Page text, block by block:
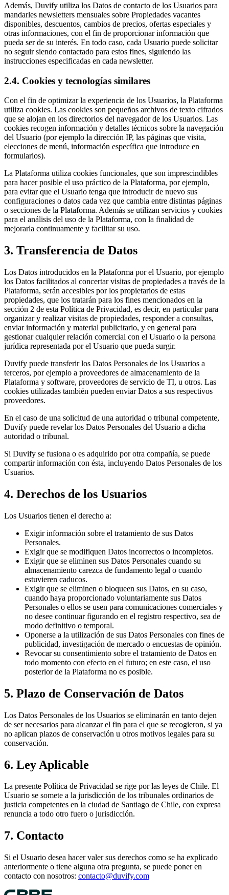
Además, Duvify utiliza los Datos de contacto de los Usuarios para
mandarles newsletters mensuales sobre Propiedades vacantes
disponibles, descuentos, cambios de precios, ofertas especiales y
otras informaciones, con el fin de proporcionar información que
pueda ser de su interés. En todo caso, cada Usuario puede solicitar
no seguir siendo contactado para estos fines, siguiendo las
instrucciones especificadas en cada newsletter.
2.4. Cookies y tecnologías similares
Con el fin de optimizar la experiencia de los Usuarios, la Plataforma
utiliza cookies. Las cookies son pequeños archivos de texto cifrados
que se alojan en los directorios del navegador de los Usuarios. Las
cookies recogen información y detalles técnicos sobre la navegación
del Usuario (por ejemplo la dirección IP, las páginas que visita,
elecciones de menú, información específica que introduce en
formularios).
La Plataforma utiliza cookies funcionales, que son imprescindibles
para hacer posible el uso práctico de la Plataforma, por ejemplo,
para evitar que el Usuario tenga que introducir de nuevo sus
configuraciones o datos cada vez que cambia entre distintas páginas
o secciones de la Plataforma. Además se utilizan servicios y cookies
para el análisis del uso de la Plataforma, con la finalidad de
mejorarla continuamente y facilitar su uso.
3. Transferencia de Datos
Los Datos introducidos en la Plataforma por el Usuario, por ejemplo
los Datos facilitados al concertar visitas de propiedades a través de la
Plataforma, serán accesibles por los propietarios de estas
propiedades, que los tratarán para los fines mencionados en la
sección 2 de esta Política de Privacidad, es decir, en particular para
organizar y realizar visitas de propiedades, responder a consultas,
enviar información y material publicitario, y en general para
gestionar cualquier relación comercial con el Usuario o la persona
jurídica representada por el Usuario que pueda surgir.
Duvify puede transferir los Datos Personales de los Usuarios a
terceros, por ejemplo a proveedores de almacenamiento de la
Plataforma y software, proveedores de servicio de TI, u otros. Las
cookies utilizadas también pueden enviar Datos a sus respectivos
proveedores.
En el caso de una solicitud de una autoridad o tribunal competente,
Duvify puede revelar los Datos Personales del Usuario a dicha
autoridad o tribunal.
Si Duvify se fusiona o es adquirido por otra compañía, se puede
compartir información con ésta, incluyendo Datos Personales de los
Usuarios.
4. Derechos de los Usuarios
Los Usuarios tienen el derecho a:
Exigir información sobre el tratamiento de sus Datos
Personales.
Exigir que se modifiquen Datos incorrectos o incompletos.
Exigir que se eliminen sus Datos Personales cuando su
almacenamiento carezca de fundamento legal o cuando
estuvieren caducos.
Exigir que se eliminen o bloqueen sus Datos, en su caso,
cuando haya proporcionado voluntariamente sus Datos
Personales o ellos se usen para comunicaciones comerciales y
no desee continuar figurando en el registro respectivo, sea de
modo definitivo o temporal.
Oponerse a la utilización de sus Datos Personales con fines de
publicidad, investigación de mercado o encuestas de opinión.
Revocar su consentimiento sobre el tratamiento de Datos en
todo momento con efecto en el futuro; en este caso, el uso
posterior de la Plataforma no es posible.
5. Plazo de Conservación de Datos
Los Datos Personales de los Usuarios se eliminarán en tanto dejen
de ser necesarios para alcanzar el fin para el que se recogieron, si ya
no aplican plazos de conservación u otros motivos legales para su
conservación.
6. Ley Aplicable
La presente Política de Privacidad se rige por las leyes de Chile. El
Usuario se somete a la jurisdicción de los tribunales ordinarios de
justicia competentes en la ciudad de Santiago de Chile, con expresa
renuncia a todo otro fuero o jurisdicción.
7. Contacto
Si el Usuario desea hacer valer sus derechos como se ha explicado
anteriormente o tiene alguna otra pregunta, se puede poner en
contacto con nosotros: contacto@duvify.com